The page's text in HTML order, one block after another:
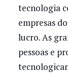
tecnologia
empresas
lucro. As
pessoas e